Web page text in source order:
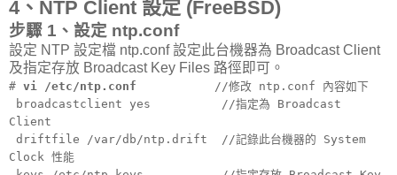
4、NTP Client 設定 (FreeBSD)
步驟 1、設定 ntp.conf
設定 NTP 設定檔 ntp.conf 設定此台機器為 Broadcast Client
及指定存放 Broadcast Key Files 路徑即可。
# vi /etc/ntp.conf //修改 ntp.conf 內容如下
broadcastclient yes //指定為 Broadcast
Client
driftfile /var/db/ntp.drift //記錄此台機器的 System
Clock 性能